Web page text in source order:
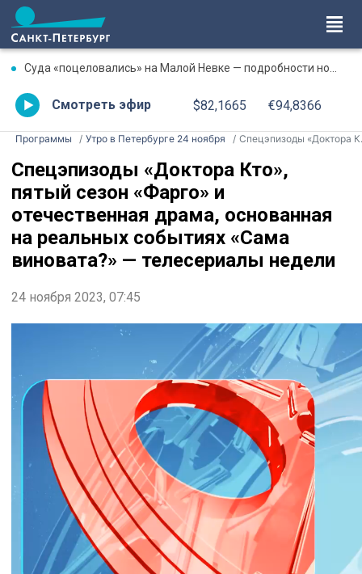
Суда «поцеловались» на Малой Невке — подробности ночного происшествия
Смотреть эфир $82,1665 €94,8366
Программы Утро в Петербурге 24 ноября Спецэпизоды «Доктора Кто», пятый сезон «Фарго» и отечественная драма, основанная на реальных событиях «Сама виновата?» — телесериалы недели
Спецэпизоды «Доктора Кто»,
пятый сезон «Фарго» и
отечественная драма, основанная
на реальных событиях «Сама
виновата?» — телесериалы недели
24 ноября 2023, 07:45